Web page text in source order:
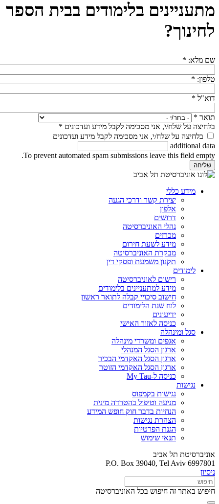
מתעניינים בלימודים בבית הספר
לחינוך?
שם מלא: *
טלפון: *
דוא"ל *
תואר *
בלחיצה על שלח/י, אני מסכימה לקבל מידע ועדכונים *
בלחיצה על שלח/י, אני מסכימה לקבל מידע ועדכונים
additional data
To prevent automated spam submissions leave this field empty.
מידע כללי
יצירת קשר ודרכי הגעה
אלפון
דרושים
נהלי האוניברסיטה
מכרזים
מידע לשעת חירום
מבקרת האוניברסיטה
תקנון משמעת ופסקי דין
לימודים
רישום לאוניברסיטה
מידע למתעניינים בלימודים
חישוב סיכויי קבלה לתואר ראשון
לוח שנת הלימודים
ידיעונים
כניסה לאזור האישי
סגל ומינהלה
אגפים ומשרדי מינהלה
ארגון הסגל המנהלי
ארגון הסגל האקדמי הבכיר
ארגון הסגל האקדמי הזוטר
כניסה ל-My Tau
נגישות
נגישות בקמפוס
מניעה וטיפול בהטרדה מינית
הנחיות בדבר חוק חופש המידע
הצהרת נגישות
הגנת הפרטיות
תנאי שימוש
אוניברסיטת תל אביב
P.O. Box 39040, Tel Aviv 6997801
ניסיון
חיפוש באתר זה חיפוש בכל האוניברסיטה